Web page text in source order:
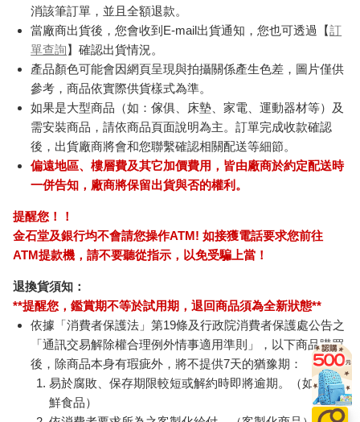
消該筆訂單，並且全額退款。
當廠商出貨後，您會收到E-mail出貨通知，您也可透過【訂
單查詢】確認出貨情況。
產品顏色可能會因網頁呈現與拍攝關係產生色差，圖片僅供
參考，商品依實際供貨樣式為準。
如果是大型商品（如：傢俱、床墊、家電、運動器材等）及
需安裝商品，請依商品頁面說明為主。訂單完成收款確認
後，出貨廠商將會和您聯繫確認相關配送等細節。
偏遠地區、樓層費及其它加價費用，皆由廠商於約定配送時
一併告知，廠商將保留出貨與否的權利。
提醒您！！
金石堂及銀行均不會請您操作ATM! 如接獲電話要求您前往
ATM提款機，請不要聽從指示，以免受騙上當！
退換貨須知：
**提醒您，鑑賞期不等於試用期，退回商品須為全新狀態**
依據「消費者保護法」第19條及行政院消費者保護處公告之
「通訊交易解除權合理例外情事適用準則」，以下商品購買
後，除商品本身有瑕疵外，將不提供7天的猶豫期：
易於腐敗、保存期限較短或解約時即將逾期。（如：生
鮮食品）